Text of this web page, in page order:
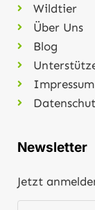
Wildtier
Über Uns
Blog
Impressum
Newsletter
Jetzt